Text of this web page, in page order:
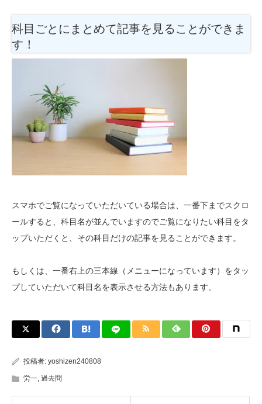
科目ごとにまとめて記事を見ることができま
す！
スマホでご覧になっていただいている場合は、一番下までスクロ
ールすると、科目名が並んでいますのでご覧になりたい科目をタ
ップいただくと、その科目だけの記事を見ることができます。
もしくは、一番右上の三本線（メニューになっています）をタッ
プしていただいて科目名を表示させる方法もあります。
投稿者: yoshizen240808
労一, 過去問